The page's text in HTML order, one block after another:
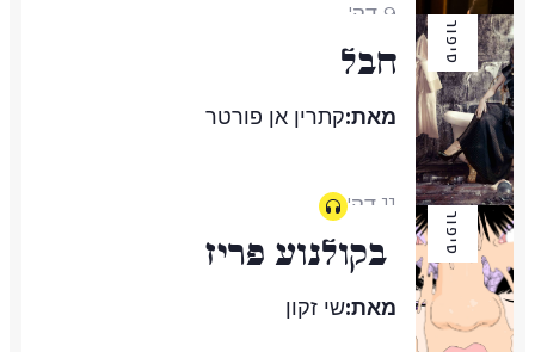
9 דק'
סיפור חבל
מאת:קתרין אן פורטר
11 דק'
סיפור בקולנוע פריז
מאת:שי זקון